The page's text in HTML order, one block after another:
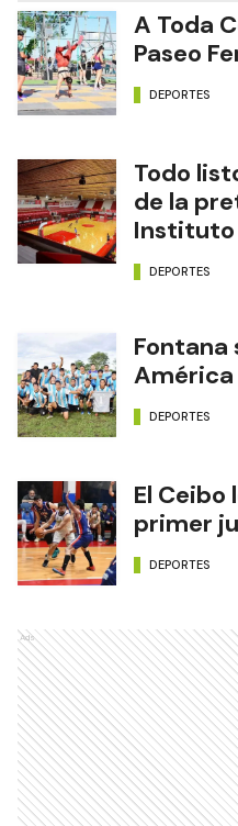
A Toda
Paseo
DEPORTES
Todo
de la
Instituto
DEPORTES
Fontana
América
DEPORTES
El Ceibo
primer
DEPORTES
Ads